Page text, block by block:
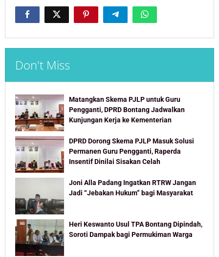
Don't Miss
Matangkan Skema PJLP untuk Guru
Pengganti, DPRD Bontang Jadwalkan
Kunjungan Kerja ke Kementerian
DPRD Dorong Skema PJLP Masuk Solusi
Permanen Guru Pengganti, Raperda
Insentif Dinilai Sisakan Celah
Joni Alla Padang Ingatkan RTRW Jangan
Jadi “Jebakan Hukum” bagi Masyarakat
Heri Keswanto Usul TPA Bontang Dipindah,
Soroti Dampak bagi Permukiman Warga